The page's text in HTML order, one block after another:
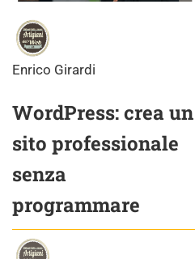
Enrico Girardi
WordPress: crea un
sito professionale
senza
programmare